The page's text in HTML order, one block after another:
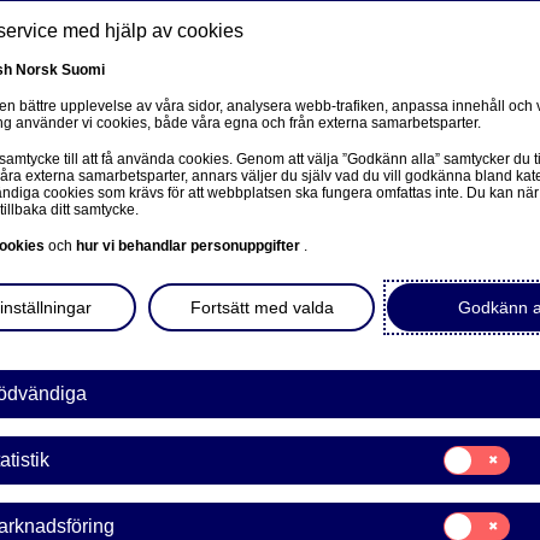
Om oss Investerare Nyheter & insikter
Bank Abp:
med hjälp av cookies
Norsk Suomi
bättre upplevelse av våra sidor, analysera webb-trafiken, anpassa innehåll och
använder vi cookies, både våra egna och från externa samarbetsparter.
till att få använda cookies. Genom att välja ”Godkänn alla” samtycker du
externa samarbetsparter, annars väljer du själv vad du vill godkänna bland
cookies som krävs för att webbplatsen ska fungera omfattas inte. Du kan
ditt samtycke.
och hur vi behandlar personuppgifter .
Godkänn
Fortsätt med valda
Samtycke
för:
Statistik
Samtycke